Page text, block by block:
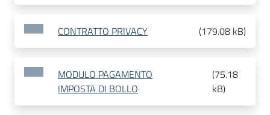
CONTRATTO PRIVACY (179.08 kB)
MODULO PAGAMENTO
IMPOSTA DI BOLLO
(75.18
kB)